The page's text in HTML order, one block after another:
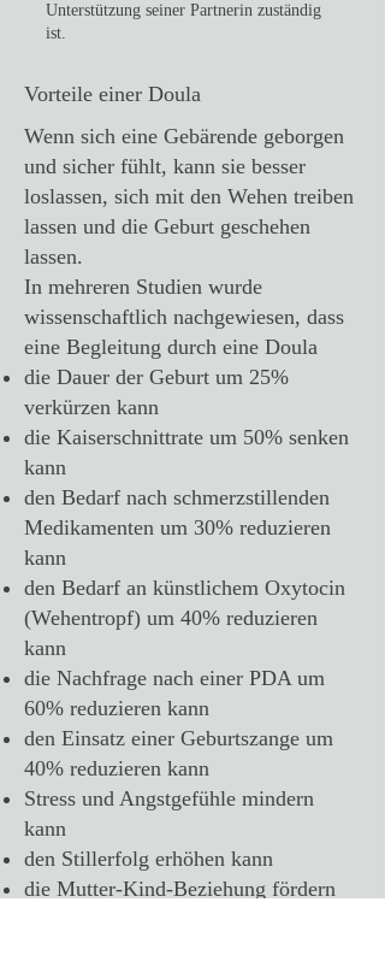
Unterstützung seiner Partnerin zuständig
ist.
Vorteile einer Doula
Wenn sich eine Gebärende geborgen
und sicher fühlt, kann sie besser
loslassen, sich mit den Wehen treiben
lassen und die Geburt geschehen
lassen.
In mehreren Studien wurde
wissenschaftlich nachgewiesen, dass
eine Begleitung durch eine Doula
die Dauer der Geburt um 25%
verkürzen kann
die Kaiserschnittrate um 50% senken
kann
den Bedarf nach schmerzstillenden
Medikamenten um 30% reduzieren
kann
den Bedarf an künstlichem Oxytocin
(Wehentropf) um 40% reduzieren
kann
die Nachfrage nach einer PDA um
60% reduzieren kann
den Einsatz einer Geburtszange um
40% reduzieren kann
Stress und Angstgefühle mindern
kann
den Stillerfolg erhöhen kann
die Mutter-Kind-Beziehung fördern